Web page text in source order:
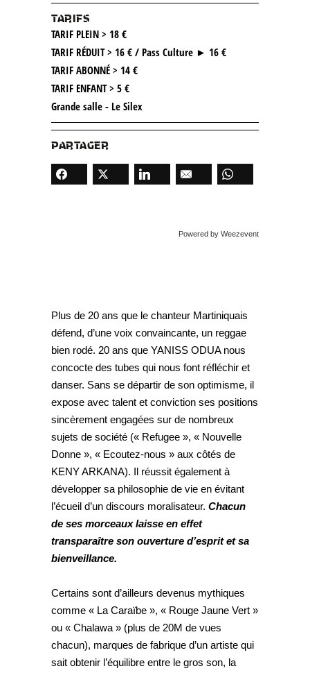
TARIFS
TARIF PLEIN > 18 €
TARIF RÉDUIT > 16 € / Pass Culture ► 16 €
TARIF ABONNÉ > 14 €
TARIF ENFANT > 5 €
Grande salle - Le Silex
PARTAGER
Powered by Weezevent
Plus de 20 ans que le chanteur Martiniquais
défend, d’une voix convaincante, un reggae
bien rodé. 20 ans que YANISS ODUA nous
concocte des tubes qui nous font réfléchir et
danser. Sans se départir de son optimisme, il
expose avec talent et conviction ses positions
sincèrement engagées sur de nombreux
sujets de société (« Refugee », « Nouvelle
Donne », « Ecoutez-nous » aux côtés de
KENY ARKANA). Il réussit également à
développer sa philosophie de vie en évitant
l’écueil d’un discours moralisateur. Chacun
de ses morceaux laisse en effet
transparaître son ouverture d’esprit et sa
bienveillance.
Certains sont d’ailleurs devenus mythiques
comme « La Caraïbe », « Rouge Jaune Vert »
ou « Chalawa » (plus de 20M de vues
chacun), marques de fabrique d’un artiste qui
sait obtenir l’équilibre entre le gros son, la